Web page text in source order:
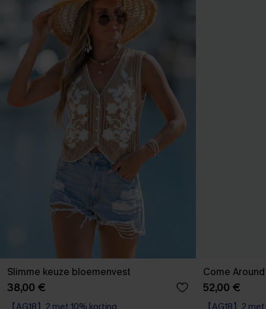
Slimme keuze bloemenvest
38,00 €
【AG18】2 met 10% korting
Come
52,00 €
【AG18】2